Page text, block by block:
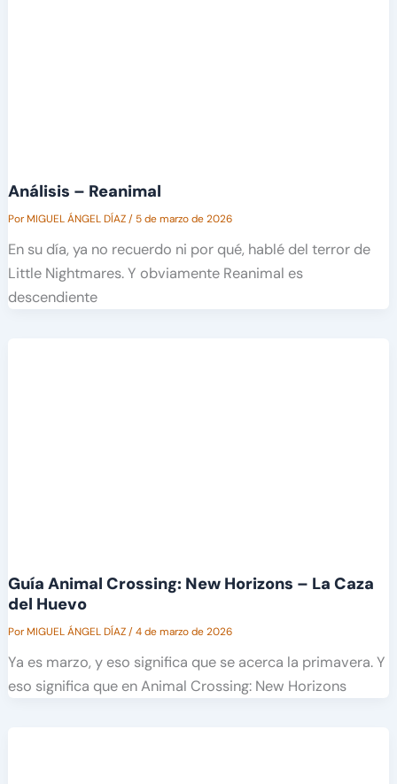
Análisis – Reanimal
PorMIGUEL ÁNGEL DÍAZ/ 5 de marzo de 2026
En su día, ya no recuerdo ni por qué, hablé del terror de
Little Nightmares. Y obviamente Reanimal es
descendiente
Guía Animal Crossing: New Horizons – La Caza
del Huevo
PorMIGUEL ÁNGEL DÍAZ/4 de marzo de 2026
Ya es marzo, y eso significa que se acerca la primavera. Y
eso significa que en Animal Crossing: New Horizons